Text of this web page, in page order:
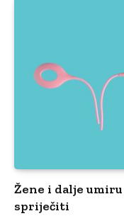
Žene i dalje
spriječiti